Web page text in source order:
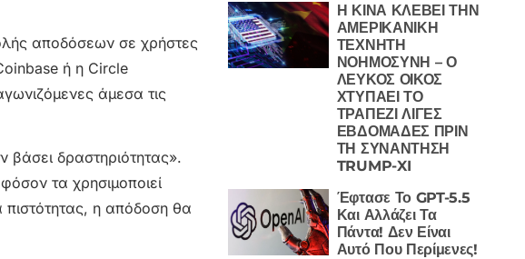
αποδόσεων σε χρήστες
ή η Circle
άμεσα τις
βάσει δραστηριότητας».
τα χρησιμοποιεί
πιστότητας, η απόδοση θα
Η ΚΙΝΑ ΚΛΕΒΕΙ ΤΗΝ
ΑΜΕΡΙΚΑΝΙΚΗ
ΤΕΧΝΗΤΗ
ΝΟΗΜΟΣΥΝΗ – Ο
ΛΕΥΚΟΣ ΟΙΚΟΣ
ΧΤΥΠΑΕΙ ΤΟ
ΤΡΑΠΕΖΙ ΛΙΓΕΣ
ΕΒΔΟΜΑΔΕΣ ΠΡΙΝ
ΤΗ ΣΥΝΑΝΤΗΣΗ
TRUMP-XI
Έφτασε Το GPT-5.5
Και Αλλάζει Τα
Πάντα! Δεν Είναι
Αυτό Που Περίμενες!